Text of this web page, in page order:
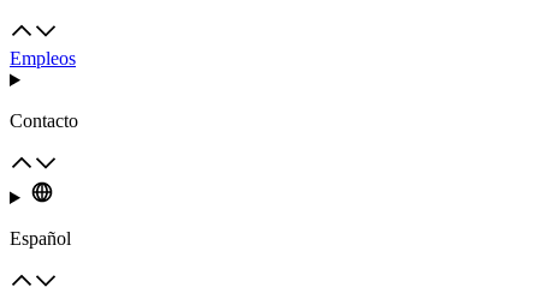
Empleos
Contacto
Español